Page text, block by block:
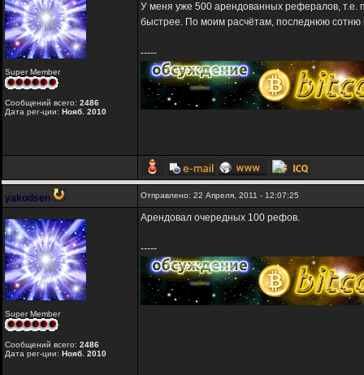
Super Member
Сообщений всего: 2486
Дата рег-ции: Нояб. 2010
У меня уже 500 арендованных рефералов, т.е.
быстрее. По моим расчётам, последнюю сотню
-----
yakodsen Отправлено: 22 Апреля, 2011 - 12:07:25
Super Member
Сообщений всего: 2486
Дата рег-ции: Нояб. 2010
Арендовал очередных 100 рефов.
-----